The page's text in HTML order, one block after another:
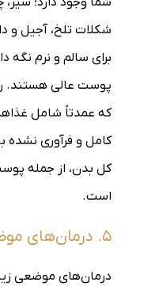
شکلات تلخ، آجیل و
برای سالم و نرم نگه
پوست عالی هستند.
که عمدتاً شامل
کامل و فرآوری نشده
کل بدن، از جمله
است.
۵. درمان‌های موضعی
درمان‌های موضعی